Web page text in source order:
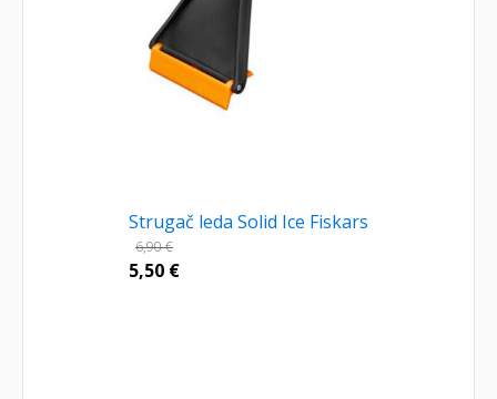
Strugač leda Solid Ice Fiskars
6,90€
5,50 €